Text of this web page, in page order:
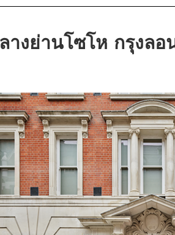
งย่านโซโห กรุงลอ